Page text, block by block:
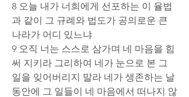
8 오늘 내가 너희에게 선포하는 이 율법
과 같이 그 규례와 법도가 공의로운 큰
나라가 어디 있느냐
9 오직 너는 스스로 삼가며 네 마음을 힘
써 지키라 그리하여 네가 눈으로 본 그
일을 잊어버리지 말라 네가 생존하는 날
동안에 그 일들이 네 마음에서 떠나지 않